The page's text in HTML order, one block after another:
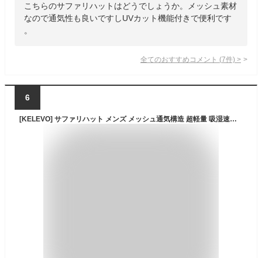
こちらのサファリハットはどうでしょうか。メッシュ素材
なので通気性も良いですしUVカット機能付きで便利です
。
全てのおすすめコメント (7件) >
6
[KELEVO] サファリハット メンズ メッシュ通気構造 超軽量 吸湿速乾 UVカット 防風あごひも 日焼け防止 2way 折りたたみ おしゃれ 釣り 登山 アウトドア スポーツ ハット (＃01.ブラック)